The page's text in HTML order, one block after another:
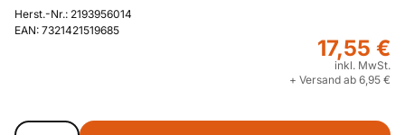
Herst.-Nr.: 2193956014
EAN: 7321421519685
17,55 €
inkl. MwSt.
+ Versand ab 6,95 €